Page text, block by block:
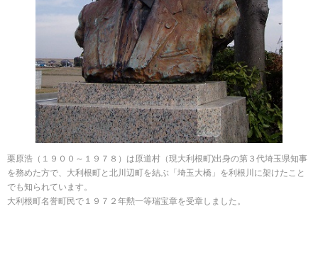
栗原浩（１９００～１９７８）は原道村（現大利根町)出身の第３代埼玉県知事
を務めた方で、大利根町と北川辺町を結ぶ「埼玉大橋」を利根川に架けたこと
でも知られています。
大利根町名誉町民で１９７２年勲一等瑞宝章を受章しました。